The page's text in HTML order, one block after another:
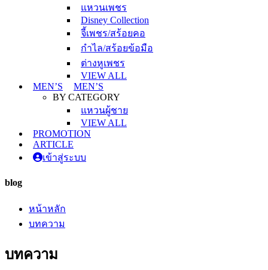
แหวนเพชร
Disney Collection
จี้เพชร/สร้อยคอ
กำไล/สร้อยข้อมือ
ต่างหูเพชร
VIEW ALL
MEN’S
MEN’S
BY CATEGORY
แหวนผู้ชาย
VIEW ALL
PROMOTION
ARTICLE
เข้าสู่ระบบ
blog
หน้าหลัก
บทความ
บทความ